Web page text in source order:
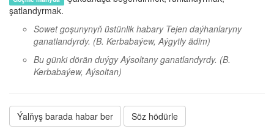
şatlandyrmak.
Sowet goşunynyň üstünlik habary Tejen daýhanlaryny
ganatlandyrdy. (B. Kerbabaýew, Aýgytly ädim)
Bu günki dörän duýgy Aýsoltany ganatlandyrdy. (B.
Kerbabaýew, Aýsoltan)
Ýalňyş barada habar ber Söz hödürle